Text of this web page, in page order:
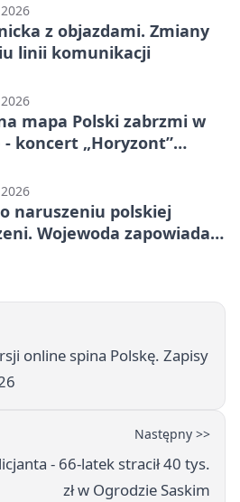
z objazdami. Zmiany
linii komunikacji
mapa Polski zabrzmi w
- koncert „Horyzont”
naruszeniu polskiej
Wojewoda zapowiada
online spina Polskę. Zapisy
Następny >>
- 66-latek stracił 40 tys.
zł w Ogrodzie Saskim